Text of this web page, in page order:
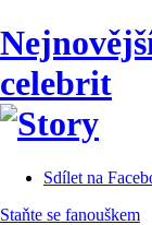
celebrit
Sdílet na
Staňte se fanouškem